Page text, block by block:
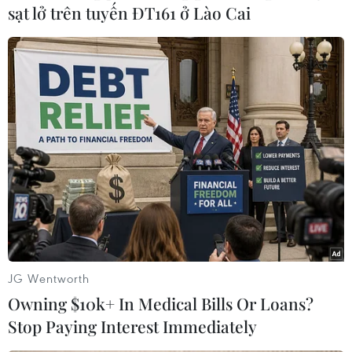
biệt các quốc gia thành viên của Ủy ban Bão.
[Dự báo sâu, cảnh báo sớm thiên tai: ‘Vaccine’
an toàn cho mọi người]
Do đó, việc tất cả thành viên Ủy ban Bão cùng
nhau tăng cường hợp tác kỹ thuật, chia sẻ kinh
nghiệm, chia sẻ chuyên gia, xây dựng cơ chế
chia sẻ dữ liệu trong hoạt động Ủy ban Bão, đặc
biệt về công tác dự báo bão thông qua việc tổ
chức các khóa đào tạo tăng cường năng lực
chuyên môn, là điều rất cần thiết.
sạt lở trên tuyến ĐT161 ở Lào Cai
JG Wentworth
Owning $10k+ In Medical Bills Or Loans?
Stop Paying Interest Immediately